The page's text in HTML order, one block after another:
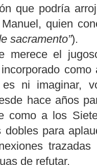
que podría
quien
sacramento”).
merece el
es ni imaginar,
hace años
como a los
dobles para
de refutar.